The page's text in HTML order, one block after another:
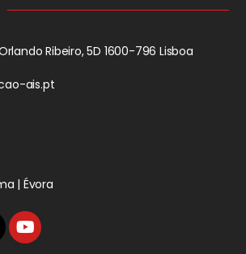
Ribeiro, 5D 1600-796 Lisboa
ais.pt
| Évora